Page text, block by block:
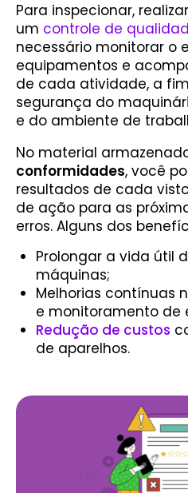
Para inspecionar,
um controle de
necessário monitorar o
equipamentos e
de cada atividade, a
segurança do
e do ambiente de
No material
conformidades, você
resultados de cada
de ação para as
erros. Alguns dos
Prolongar a vida útil
máquinas;
Melhorias contínuas
e monitoramento de
Redução de custos
de aparelhos.